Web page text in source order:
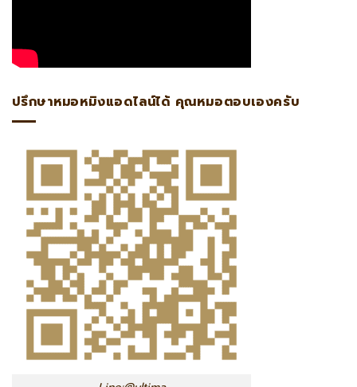
ปรึกษาหมอหมิงแอดไลน์ได้ คุณหมอตอบเองครับ